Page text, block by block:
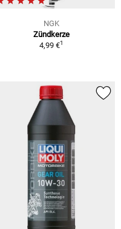
NGK
Zündkerze
4,99 €1